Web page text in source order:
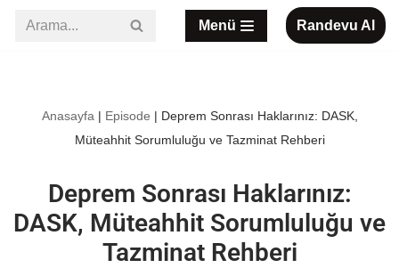
Menü Randevu Al
Anasayfa | Episode | Deprem Sonrası Haklarınız: DASK,
Müteahhit Sorumluluğu ve Tazminat Rehberi
Deprem Sonrası Haklarınız:
DASK, Müteahhit Sorumluluğu ve
Tazminat Rehberi